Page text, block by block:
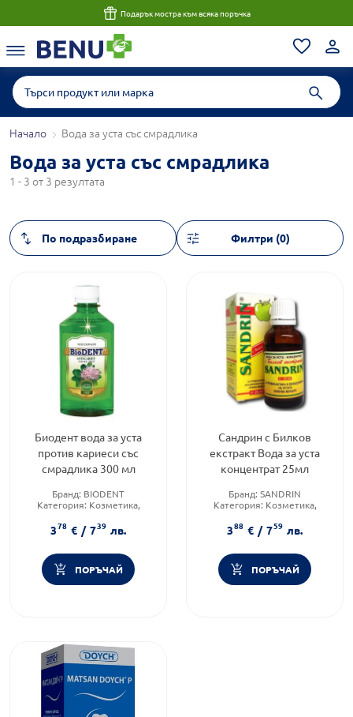
Подарък мостра към всяка поръчка
Начало Вода за уста със смрадлика
Вода за уста със смрадлика
1 - 3 от 3 резултата
Филтри (0)
Биодент вода за уста
против кариеси със
смрадлика 300 мл
Бранд: BIODENT
Категория: Козметика,
Форма на продукта:вода за
уста
378 € / 739 лв.
ПОРЪЧАЙ
Сандрин с Билков
екстракт Вода за уста
концентрат 25мл
Бранд: SANDRIN
Категория: Козметика,
Форма на продукта:вода за
уста
388 € / 759 лв.
ПОРЪЧАЙ